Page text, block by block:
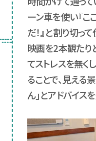
ーン車を使い『こ
だ！』と割り切っ
映画を2本観たり
てストレスを無く
ることで、見える
ん」とアドバイス